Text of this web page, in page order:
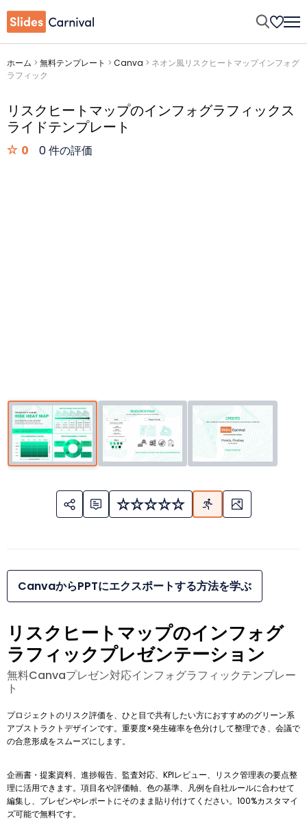
ホーム > 無料テンプレート > Canva > ネオン風リスクヒートマップインフォグ
ラフィック
リスクヒートマップのインフォグラフィックス
ライドテンプレート
0 0 件の評価
CanvaからPPTにエクスポートする方法を学ぶ
リスクヒートマップのインフォグ
ラフィックプレゼンテーション
無料Canvaプレゼン対応インフォグラフィックテンプレー
ト
プロジェクトのリスク評価を、ひと目で共有したい方におすすめのグリーン系
アブストラクトデザインです。重要度×発生確率を色分けして整理でき、会議で
の合意形成をスムーズにします。
企画書・提案資料、進捗報告、監査対応、KPIレビュー、リスク管理表の要点整
理に活用できます。項目名や評価軸、色の基準、凡例を自社ルールに合わせて
編集し、プレゼンやレポートにそのまま貼り付けてください。100%カスタマイ
ズ可能で無料です。